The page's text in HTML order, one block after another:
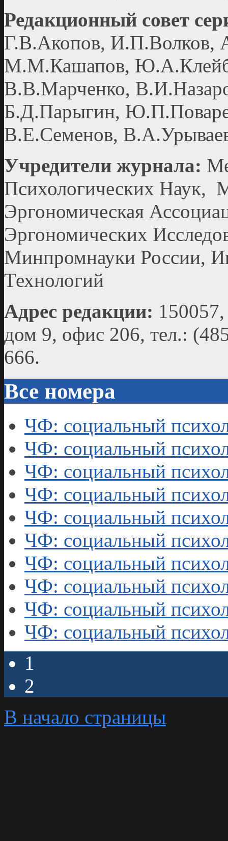
Редакционный совет
Г.В.Акопов, И.П.Волков,
М.М.Кашапов,
В.В.Марченко,
Б.Д.Парыгин,
В.Е.Семенов,
Учредители журнала:
Психологических Наук,
Эргономическая
Эргономических
Минпромнауки России,
Технологий
Адрес редакции:
дом 9, офис 206, тел.:
666.
Все номера
ЧФ: социальный
ЧФ: социальный
ЧФ: социальный
ЧФ: социальный
ЧФ: социальный
ЧФ: социальный
ЧФ: социальный
ЧФ: социальный
ЧФ: социальный
ЧФ: социальный
1
2
В начало страницы